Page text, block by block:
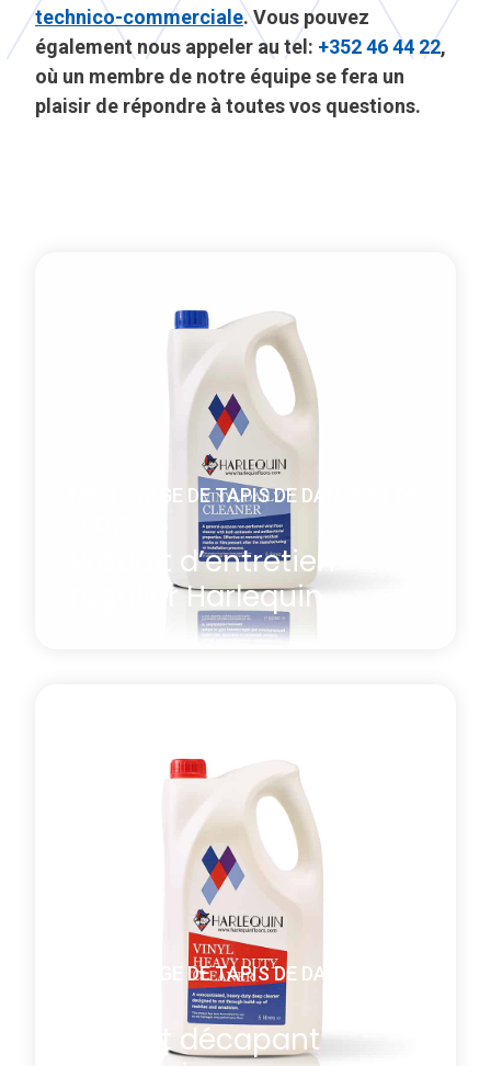
technico-commerciale. Vous pouvez
également nous appeler au tel: +352 46 44 22,
où un membre de notre équipe se fera un
plaisir de répondre à toutes vos questions.
NETTOYAGE DE TAPIS DE DANSE ET DE
Produit d’entretien
régulier Harlequin
Polyvalent et non parfumé, le produit d'entretien
régulier Harlequin possède des propriétés
antistatiques et antibactériennes. Nous
recommandons de nettoyer votre tapis avant la
première utilisation, afin d'enlever toute marque ou
résidu de fabrication.
à propos Produit d’entretien régulier Harlequin
NETTOYAGE DE TAPIS DE DANSE ET DE
Produit décapant